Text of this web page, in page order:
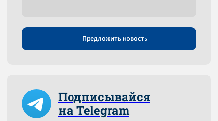
Предложить новость
Подписывайся
на Telegram